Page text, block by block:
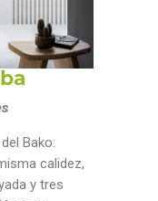
Bako:
calidez,
y tres